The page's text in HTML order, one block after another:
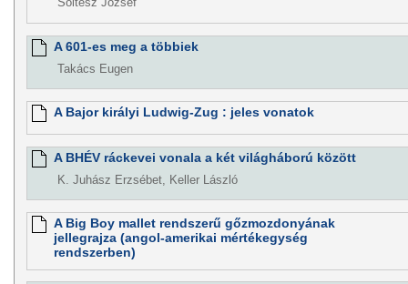
A 601-es meg a többiek
Takács Eugen
A Bajor királyi Ludwig-Zug : jeles vonatok
A BHÉV ráckevei vonala a két világháború között
K. Juhász Erzsébet, Keller László
A Big Boy mallet rendszerű gőzmozdonyának
jellegrajza (angol-amerikai mértékegység
rendszerben)